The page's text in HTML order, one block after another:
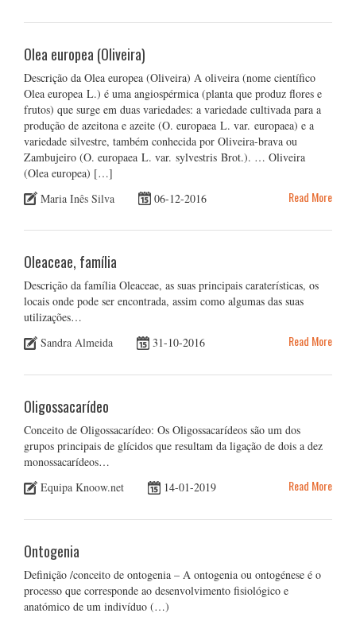
Olea europea (Oliveira)
Descrição da Olea europea (Oliveira) A oliveira (nome científico
Olea europea L.) é uma angiospérmica (planta que produz flores e
frutos) que surge em duas variedades: a variedade cultivada para a
produção de azeitona e azeite (O. europaea L. var. europaea) e a
variedade silvestre, também conhecida por Oliveira-brava ou
Zambujeiro (O. europaea L. var. sylvestris Brot.). … Oliveira
(Olea europea) […]
Maria Inês Silva
06-12-2016 Read More
Oleaceae, família
Descrição da família Oleaceae, as suas principais caraterísticas, os
locais onde pode ser encontrada, assim como algumas das suas
utilizações…
Sandra Almeida
31-10-2016 Read More
Oligossacarídeo
Conceito de Oligossacarídeo: Os Oligossacarídeos são um dos
grupos principais de glícidos que resultam da ligação de dois a dez
monossacarídeos…
Equipa Knoow.net
14-01-2019 Read More
Ontogenia
Definição /conceito de ontogenia – A ontogenia ou ontogénese é o
processo que corresponde ao desenvolvimento fisiológico e
anatómico de um indivíduo (…)